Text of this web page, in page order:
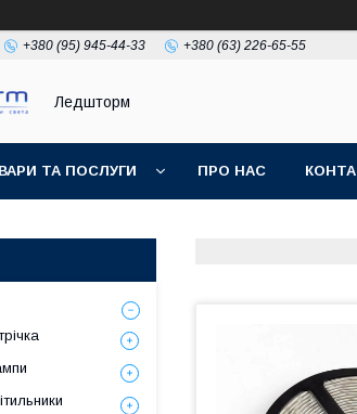
+380 (95) 945-44-33 +380 (63) 226-65-55
Ледшторм
ТА ПОСЛУГИ ПРО НАС